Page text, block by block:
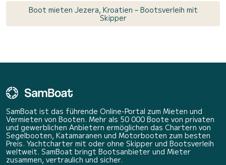
Boot mieten Jezera, Kroatien – Bootsverleih mit
Skipper
SamBoat ist das führende Online-Portal zum Mieten und
Vermieten von Booten. Mehr als 50 000 Boote von privaten
und gewerblichen Anbietern ermöglichen das Chartern von
Segelbooten, Katamaranen und Motorbooten zum besten
Preis. Yachtcharter mit oder ohne Skipper und Bootsverleih
weltweit. SamBoat bringt Bootsanbieter und Mieter
zusammen, vertraulich und sicher.